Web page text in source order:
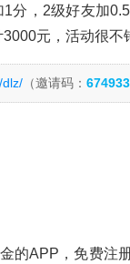
分，2级好友加
元，活动很不
dlz/ （邀请码： 674933
的APP，免费注